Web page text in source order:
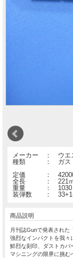
メーカー ： ウエ
種類 ： ガス・
定価 ： 42000
全長 ： 221ｍ
重量 ： 1030
装弾数 ： 33+1
商品説明
月刊誌Gunで発表された
強烈なインパクトを我々
鮮烈な刻印、ダストカバ
マシニングの限界に挑む